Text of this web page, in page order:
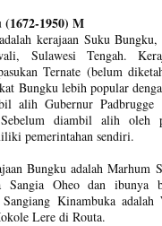
1950) M
kerajaan Suku
Sulawesi Tengah.
Ternate (belum
Bungku lebih popular
alih Gubernur Padbrugge
diambil alih oleh
pemerintahan sendiri.
Bungku adalah Marhum
Sangia Oheo dan ibunya
Kinambuka adalah
Lere di Routa.